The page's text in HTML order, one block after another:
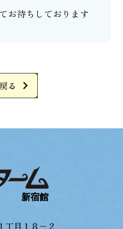
お待ちしております
る
丁目１８−２